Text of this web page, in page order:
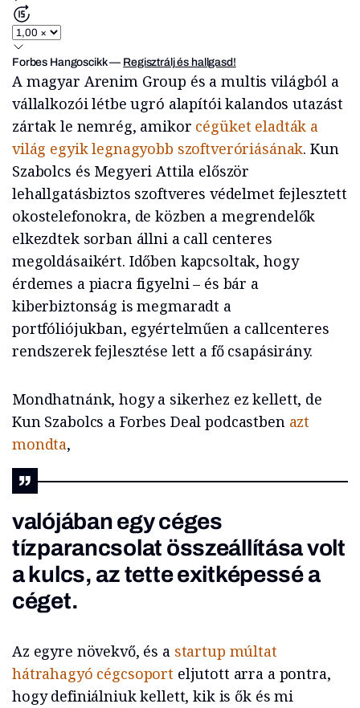
Forbes Hangoscikk— Regisztrálj és hallgasd!
A magyar Arenim Group és a multis világból a
vállalkozói létbe ugró alapítói kalandos utazást
zártak le nemrég, amikor cégüket eladták a
világ egyik legnagyobb szoftveróriásának. Kun
Szabolcs és Megyeri Attila először
lehallgatásbiztos szoftveres védelmet fejlesztett
okostelefonokra, de közben a megrendelők
elkezdtek sorban állni a call centeres
megoldásaikért. Időben kapcsoltak, hogy
érdemes a piacra figyelni – és bár a
kiberbiztonság is megmaradt a
portfóliójukban, egyértelműen a callcenteres
rendszerek fejlesztése lett a fő csapásirány.
Mondhatnánk, hogy a sikerhez ez kellett, de
Kun Szabolcs a Forbes Deal podcastben azt
mondta,
valójában egy céges
tízparancsolat összeállítása volt
a kulcs, az tette exitképessé a
céget.
Az egyre növekvő, és astartup múltat
hátrahagyó cégcsoporteljutott arra a pontra,
hogy definiálniuk kellett, kik is ők és mi